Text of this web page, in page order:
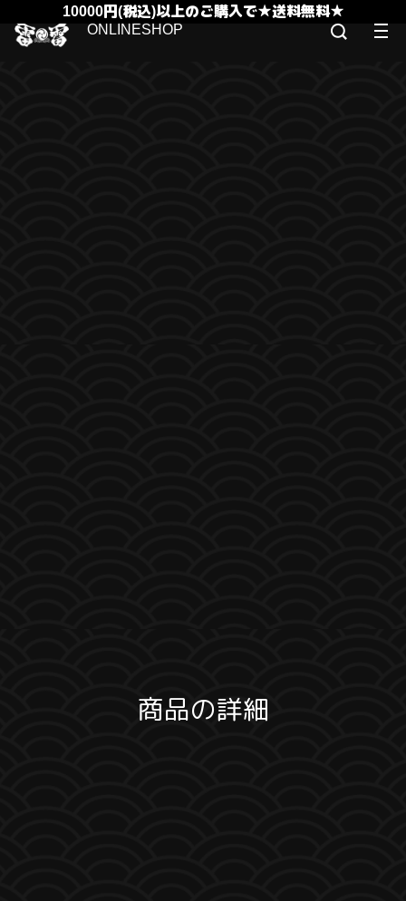
10000円(税込)以上のご購入で★送料無料★
商品の詳細
ONLINESHOP